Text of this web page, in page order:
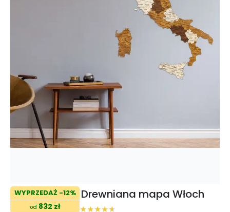
WYPRZEDAŻ -12%
od 832 zł
Drewniana mapa Włoch